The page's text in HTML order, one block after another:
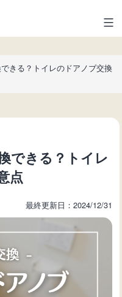
きる？トイレのドアノブ交換
できる？トイレ
点
最終更新日：2024/12/31